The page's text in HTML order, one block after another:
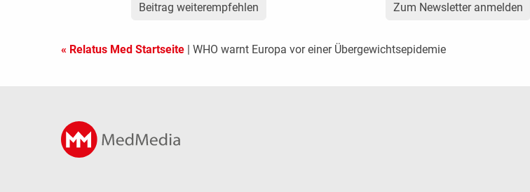
Beitrag weiterempfehlen Zum Newsletter anmelden
« Relatus Med Startseite | WHO warnt Europa vor einer Übergewichtsepidemie